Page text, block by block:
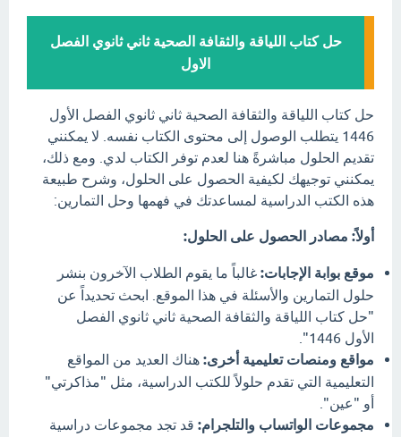
حل كتاب اللياقة والثقافة الصحية ثاني ثانوي الفصل
الاول
حل كتاب اللياقة والثقافة الصحية ثاني ثانوي الفصل الأول
1446 يتطلب الوصول إلى محتوى الكتاب نفسه. لا يمكنني
تقديم الحلول مباشرةً هنا لعدم توفر الكتاب لدي. ومع ذلك،
يمكنني توجيهك لكيفية الحصول على الحلول، وشرح طبيعة
هذه الكتب الدراسية لمساعدتك في فهمها وحل التمارين:
أولاً: مصادر الحصول على الحلول:
موقع بوابة الإجابات: غالباً ما يقوم الطلاب الآخرون بنشر
حلول التمارين والأسئلة في هذا الموقع. ابحث تحديداً عن
"حل كتاب اللياقة والثقافة الصحية ثاني ثانوي الفصل
الأول 1446".
مواقع ومنصات تعليمية أخرى: هناك العديد من المواقع
التعليمية التي تقدم حلولاً للكتب الدراسية، مثل "مذاكرتي"
أو "عين".
مجموعات الواتساب والتلجرام: قد تجد مجموعات دراسية